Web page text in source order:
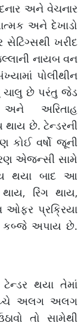
અને વેચનાર
અને દેખાડો
સેટિંગ્સથી ખરીદ
નાયબ વન
પોલીથીન
ચાલુ છે પરંતુ જેડ
અને અરિતાહ
છે. ટેન્ડરની
વર્ષો જૂની
એજન્સી સામે
થયા બાદ આ
રિંગ થાય,
ઓફર પ્રક્રિયા
કબ્જે અપાય છે.
ટેન્ડર થયા તેમાં
અલગ અલગ
તો સામેથી